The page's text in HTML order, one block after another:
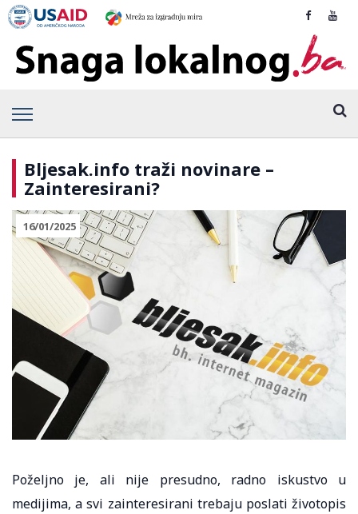
Bljesak.info traži novinare –
Zainteresirani?
16/01/2025
Poželjno je, ali nije presudno, radno iskustvo u
medijima, a svi zainteresirani trebaju poslati životopis